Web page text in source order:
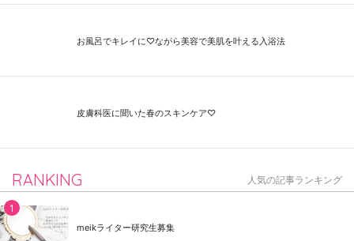
お風呂でキレイに♡ながら美容で美肌を叶える入浴法
皮膚科医に聞いた春のスキンケア♡
RANKING 人気の記事ランキング
meikライター研究生募集